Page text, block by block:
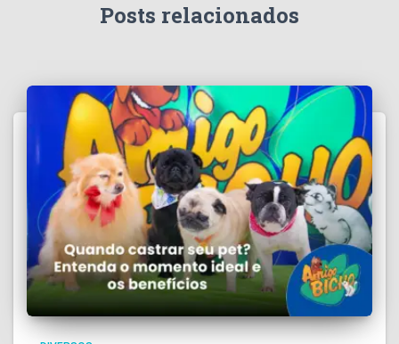
Posts relacionados